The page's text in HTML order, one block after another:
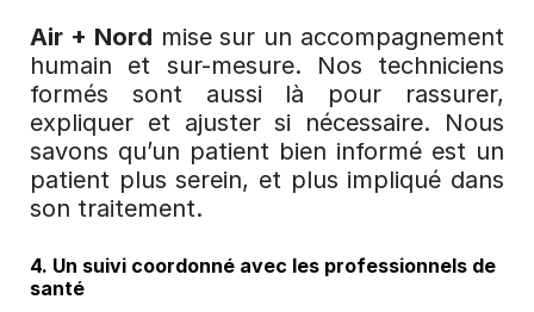
Air + Nord mise sur un accompagnement
humain et sur-mesure. Nos techniciens
formés sont aussi là pour rassurer,
expliquer et ajuster si nécessaire. Nous
savons qu’un patient bien informé est un
patient plus serein, et plus impliqué dans
son traitement.
4. Un suivi coordonné avec les professionnels de
santé